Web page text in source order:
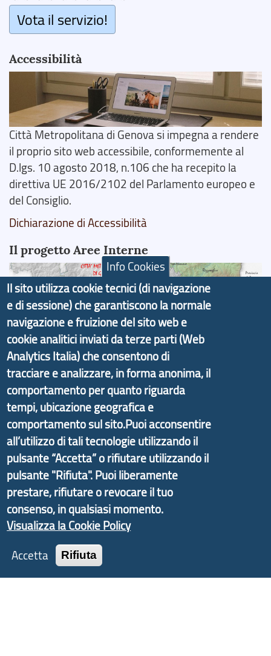
Vota il servizio!
Accessibilità
Città Metropolitana di Genova si impegna a rendere
il proprio sito web accessibile, conformemente al
D.lgs. 10 agosto 2018, n.106 che ha recepito la
direttiva UE 2016/2102 del Parlamento europeo e
del Consiglio.
Dichiarazione di Accessibilità
Il progetto Aree Interne
Il portale di marketing territoriale e sviluppo locale
di Genova Città Metropolitana si è sviluppato a
partire dal progetto nazionale Aree Interne
promosso dal Dipartimento per lo Sviluppo
Economico e finalizzato al rilancio socio-economico
delle valli dell’entroterra. In particolare fornisce
informazioni ed aggiornamenti sullaStrategia
d'Area Antola-Tigullio, in collaborazione con Regione
Liguria ed ANCI Liguria.
Copyright © 2017 Città metropolitana di Genova |
Tecnologie e Accessibilità
Info Cookies
Il sito utilizza cookie tecnici (di navigazione
e di sessione) che garantiscono la normale
navigazione e fruizione del sito web e
cookie analitici inviati da terze parti (Web
Analytics Italia) che consentono di
tracciare e analizzare, in forma anonima, il
comportamento per quanto riguarda
tempi, ubicazione geografica e
comportamento sul sito.Puoi acconsentire
all’utilizzo di tali tecnologie utilizzando il
pulsante “Accetta” o rifiutare utilizzando il
pulsante "Rifiuta". Puoi liberamente
prestare, rifiutare o revocare il tuo
consenso, in qualsiasi momento.
Visualizza la Cookie Policy
Accetta
Rifiuta